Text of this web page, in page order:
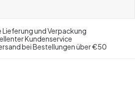
Lieferung und Verpackung
Kundenservice
bei Bestellungen über €50